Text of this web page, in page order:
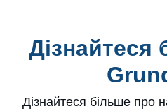
Дізнайтеся
Дізнайтеся більше про